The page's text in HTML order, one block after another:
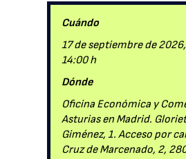
Cuándo
17 de septiembre de
14:00 h
Dónde
Oficina Económica y
Asturias en Madrid.
Giménez, 1. Acceso por
Cruz de Marcenado, 2,